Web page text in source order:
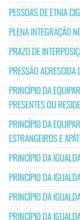
PESSOAS DE ETNIA
PLENA INTEGRAÇÃO
PRAZO DE
PRESSÃO
PRINCÍPIO DA
PRESENTES OU
PRINCÍPIO DA
ESTRANGEIROS E
PRINCÍPIO DA
PRINCÍPIO DA
PRINCÍPIO DA
PRINCÍPIO DA